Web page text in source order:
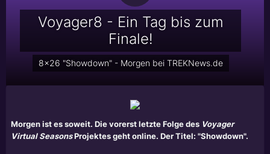
Voyager8 - Ein Tag bis zum
Finale!
8x26 "Showdown" - Morgen bei TREKNews.de
Morgen ist es soweit. Die vorerst letzte Folge des Voyager
Virtual SeasonsProjektes geht online. Der Titel: "Showdown".